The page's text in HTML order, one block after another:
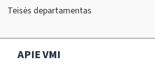
Teisės departamentas
APIE VMI